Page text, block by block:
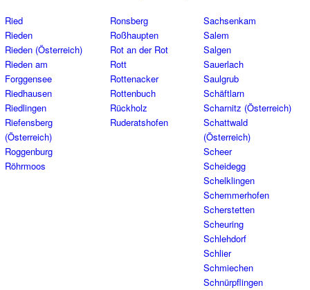
Ried
Rieden
Rieden (Österreich)
Rieden am
Forggensee
Riedhausen
Riedlingen
Riefensberg
(Österreich)
Roggenburg
Röhrmoos
Ronsberg
Roßhaupten
Rot an der Rot
Rott
Rottenacker
Rottenbuch
Rückholz
Ruderatshofen
Sachsenkam
Salem
Salgen
Sauerlach
Saulgrub
Schäftlarn
Scharnitz (Österreich)
Schattwald
(Österreich)
Scheer
Scheidegg
Schelklingen
Schemmerhofen
Scherstetten
Scheuring
Schlehdorf
Schlier
Schmiechen
Schnürpflingen